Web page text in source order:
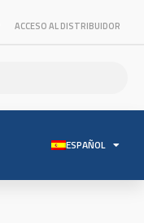
ACCESO AL DISTRIBUIDOR
ESPAÑOL